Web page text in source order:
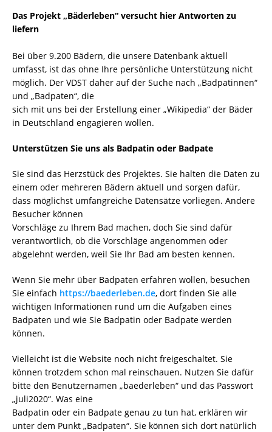
Das Projekt „Bäderleben“ versucht hier Antworten zu
liefern
Bei über 9.200 Bädern, die unsere Datenbank aktuell
umfasst, ist das ohne Ihre persönliche Unterstützung nicht
möglich. Der VDST daher auf der Suche nach „Badpatinnen“
und „Badpaten“, die
sich mit uns bei der Erstellung einer „Wikipedia“ der Bäder
in Deutschland engagieren wollen.
Unterstützen Sie uns als Badpatin oder Badpate
Sie sind das Herzstück des Projektes. Sie halten die Daten zu
einem oder mehreren Bädern aktuell und sorgen dafür,
dass möglichst umfangreiche Datensätze vorliegen. Andere
Besucher können
Vorschläge zu Ihrem Bad machen, doch Sie sind dafür
verantwortlich, ob die Vorschläge angenommen oder
abgelehnt werden, weil Sie Ihr Bad am besten kennen.
Wenn Sie mehr über Badpaten erfahren wollen, besuchen
Sie einfach https://baederleben.de, dort finden Sie alle
wichtigen Informationen rund um die Aufgaben eines
Badpaten und wie Sie Badpatin oder Badpate werden
können.
Vielleicht ist die Website noch nicht freigeschaltet. Sie
können trotzdem schon mal reinschauen. Nutzen Sie dafür
bitte den Benutzernamen „baederleben“ und das Passwort
„juli2020“. Was eine
Badpatin oder ein Badpate genau zu tun hat, erklären wir
unter dem Punkt „Badpaten“. Sie können sich dort natürlich